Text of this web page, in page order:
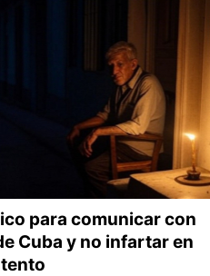
para comunicar con
Cuba y no infartar en